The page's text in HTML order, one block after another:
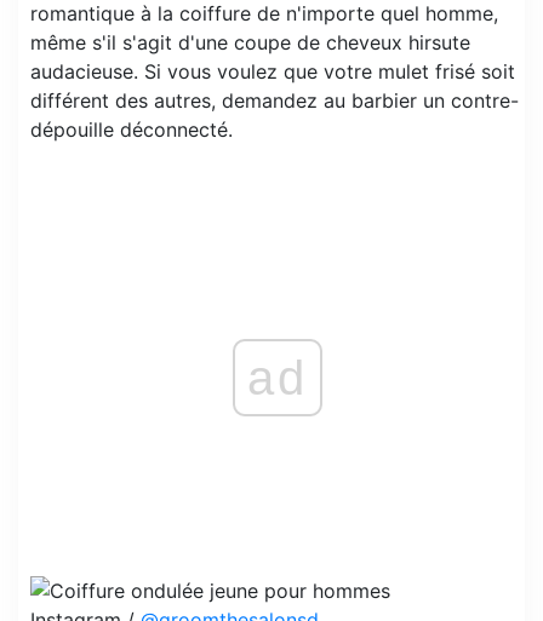
romantique à la coiffure de n'importe quel homme,
même s'il s'agit d'une coupe de cheveux hirsute
audacieuse. Si vous voulez que votre mulet frisé soit
différent des autres, demandez au barbier un contre-
dépouille déconnecté.
ad